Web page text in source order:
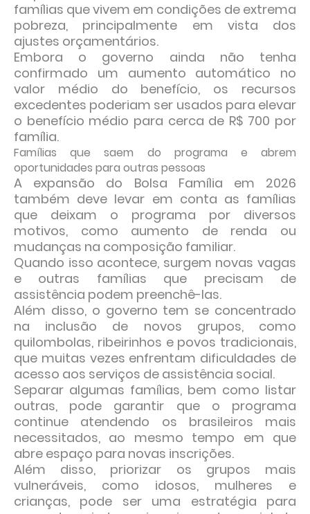
famílias que vivem em condições de extrema
pobreza, principalmente em vista dos
ajustes orçamentários.
Embora o governo ainda não tenha
confirmado um aumento automático no
valor médio do benefício, os recursos
excedentes poderiam ser usados para elevar
o benefício médio para cerca de R$ 700 por
família.
Famílias que saem do programa e abrem
oportunidades para outras pessoas
A expansão do Bolsa Família em 2026
também deve levar em conta as famílias
que deixam o programa por diversos
motivos, como aumento de renda ou
mudanças na composição familiar.
Quando isso acontece, surgem novas vagas
e outras famílias que precisam de
assistência podem preenchê-las.
Além disso, o governo tem se concentrado
na inclusão de novos grupos, como
quilombolas, ribeirinhos e povos tradicionais,
que muitas vezes enfrentam dificuldades de
acesso aos serviços de assistência social.
Separar algumas famílias, bem como listar
outras, pode garantir que o programa
continue atendendo os brasileiros mais
necessitados, ao mesmo tempo em que
abre espaço para novas inscrições.
Além disso, priorizar os grupos mais
vulneráveis, como idosos, mulheres e
crianças, pode ser uma estratégia para